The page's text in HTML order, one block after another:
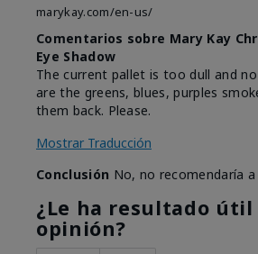
marykay.com/en-us/
Comentarios sobre Mary Kay
Eye Shadow
The current pallet is too dull and
are the greens, blues, purples
them back. Please.
Mostrar Traducción
Conclusión No, no recomendaría
¿Le ha resultado útil
opinión?